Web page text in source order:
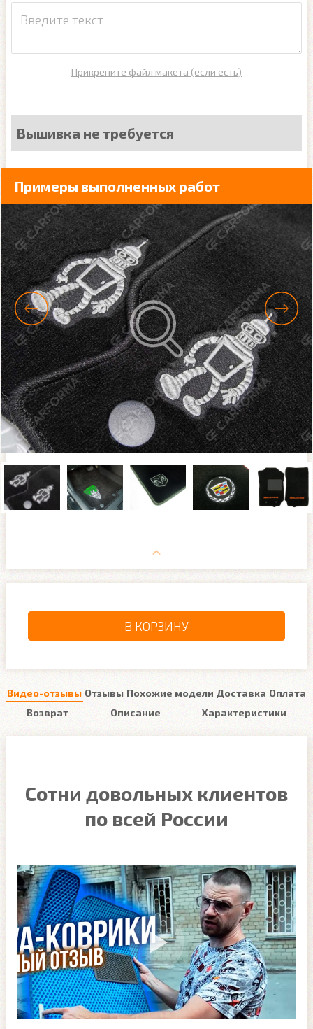
Прикрепите файл макета (если есть)
Вышивка не требуется
Примеры выполненных работ
В КОРЗИНУ
Видео-отзывы Отзывы Похожие модели Доставка Оплата
Возврат
Описание Характеристики
Сотни довольных клиентов
по всей России